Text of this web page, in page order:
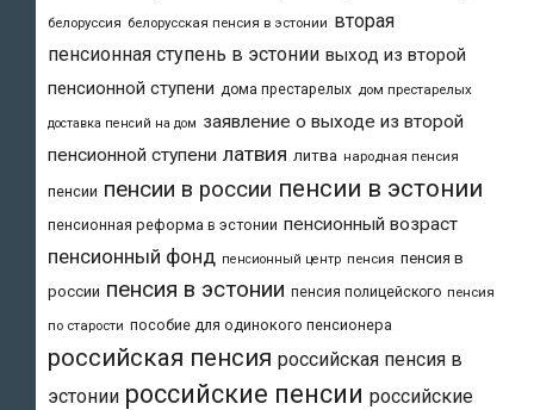
белоруссия белорусская пенсия в эстонии вторая
пенсионная ступень в эстонии выход из второй
пенсионной ступени дома престарелых дом престарелых
доставка пенсий на дом заявление о выходе из второй
пенсионной ступени латвия литва народная пенсия
пенсии пенсии в россии пенсии в эстонии
пенсионная реформа в эстонии пенсионный возраст
пенсионный фонд пенсионный центр пенсия пенсия в
россии пенсия в эстонии пенсия полицейского пенсия
по старости пособие для одинокого пенсионера
российская пенсия российская пенсия в
эстонии российские пенсии российские